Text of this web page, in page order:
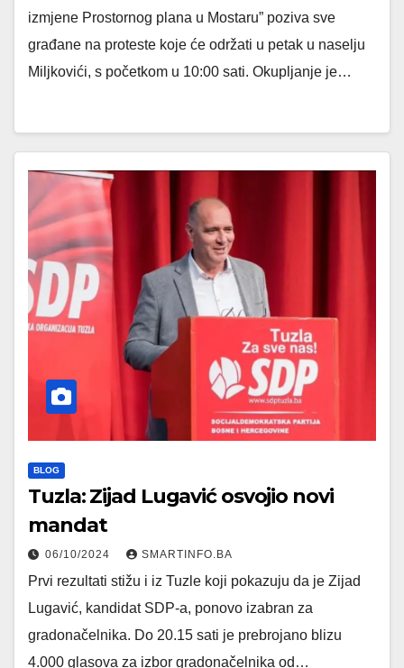
izmjene Prostornog plana u Mostaru” poziva sve
građane na proteste koje će održati u petak u naselju
Miljkovići, s početkom u 10:00 sati. Okupljanje je…
BLOG
Tuzla: Zijad Lugavić osvojio novi
mandat
06/10/2024 SMARTINFO.BA
Prvi rezultati stižu i iz Tuzle koji pokazuju da je Zijad
Lugavić, kandidat SDP-a, ponovo izabran za
gradonačelnika. Do 20.15 sati je prebrojano blizu
4.000 glasova za izbor gradonačelnika od…